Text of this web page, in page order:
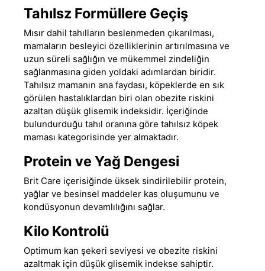
Tahılsz Formüllere Geçiş
Mısır dahil tahılların beslenmeden çıkarılması,
mamaların besleyici özelliklerinin artırılmasına ve
uzun süreli sağlığın ve mükemmel zindeliğin
sağlanmasına giden yoldaki adımlardan biridir.
Tahılsız mamanın ana faydası, köpeklerde en sık
görülen hastalıklardan biri olan obezite riskini
azaltan düşük glisemik indeksidir. İçeriğinde
bulundurduğu tahıl oranına göre tahılsız köpek
maması kategorisinde yer almaktadır.
Protein ve Yağ Dengesi
Brit Care içerisiğinde üksek sindirilebilir protein,
yağlar ve besinsel maddeler kas oluşumunu ve
kondüsyonun devamlılığını sağlar.
Kilo Kontrolü
Optimum kan şekeri seviyesi ve obezite riskini
azaltmak için düşük glisemik indekse sahiptir.